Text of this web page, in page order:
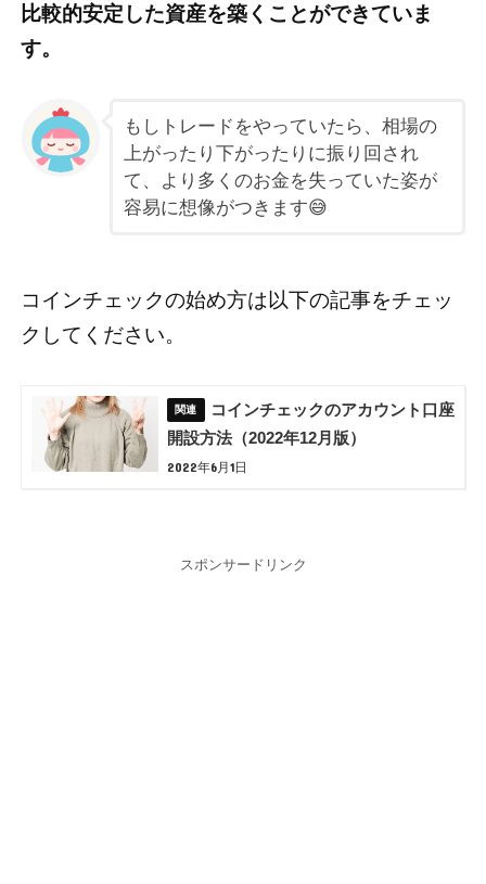
比較的安定した資産を築くことができていま
す。
もしトレードをやっていたら、相場の
上がったり下がったりに振り回され
て、より多くのお金を失っていた姿が
容易に想像がつきます😅
コインチェックの始め方は以下の記事をチェッ
クしてください。
コインチェックのアカウント口座
開設方法（2022年12月版）
2022年6月1日
スポンサードリンク